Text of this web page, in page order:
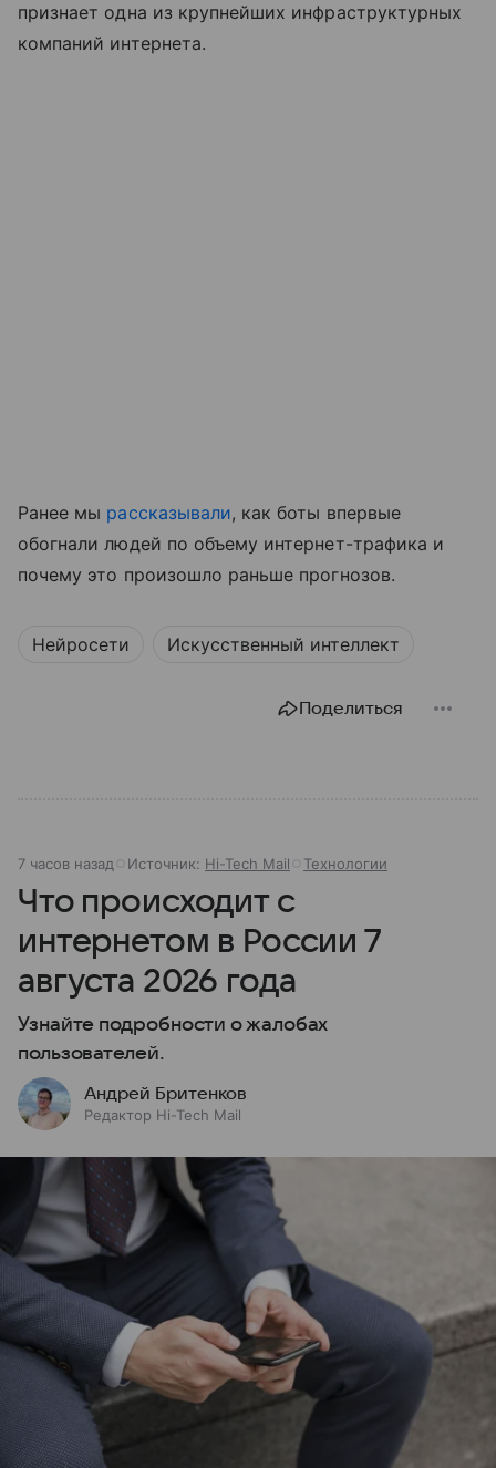
признает одна из крупнейших инфраструктурных
компаний интернета.
Ранее мы рассказывали, как боты впервые
обогнали людей по объему интернет-трафика и
почему это произошло раньше прогнозов.
Нейросети Искусственный интеллект
Поделиться
7 часов назад Источник: Hi-Tech Mail Технологии
Что происходит с
интернетом в России 7
августа 2026 года
Узнайте подробности о жалобах
пользователей.
Андрей Бритенков
Редактор Hi-Tech Mail